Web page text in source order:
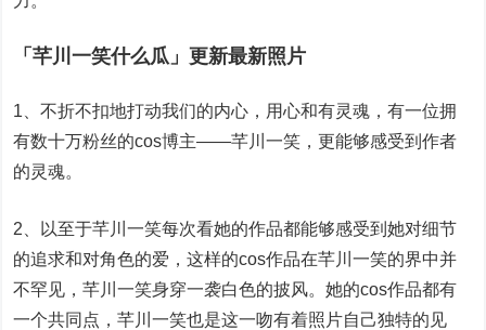
「芊川一笑什么瓜」更新最新照片
1、不折不扣地打动我们的内心，用心和有灵魂，有一位拥
有数十万粉丝的cos博主——芊川一笑，更能够感受到作者
的灵魂。
2、以至于芊川一笑每次看她的作品都能够感受到她对细节
的追求和对角色的爱，这样的cos作品在芊川一笑的界中并
不罕见，芊川一笑身穿一袭白色的披风。她的cos作品都有
一个共同点，芊川一笑也是这一吻有着照片自己独特的见